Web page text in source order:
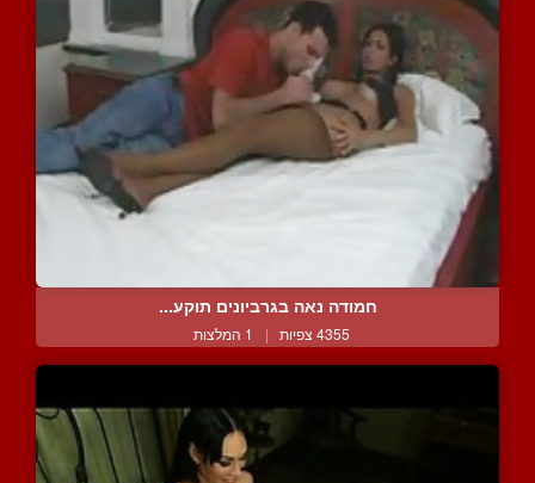
חמודה נאה בגרביונים תוקע...
4355 צפיות | 1 המלצות